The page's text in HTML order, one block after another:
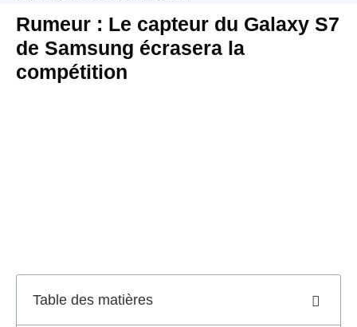
Rumeur : Le capteur du Galaxy S7
de Samsung écrasera la
compétition
Table des matières